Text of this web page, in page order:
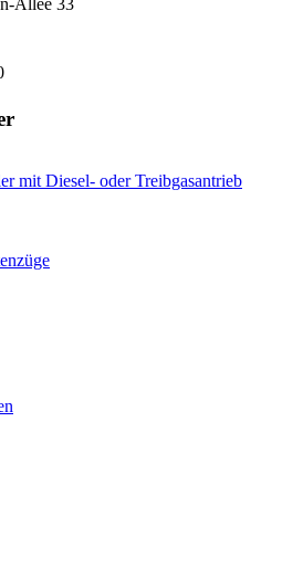
Allee 33
mit Diesel- oder Treibgasantrieb